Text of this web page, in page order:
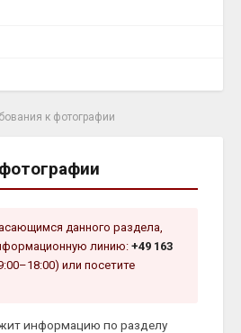
к фотографии
данного раздела,
линию:+49 163
или посетите
информацию по разделу